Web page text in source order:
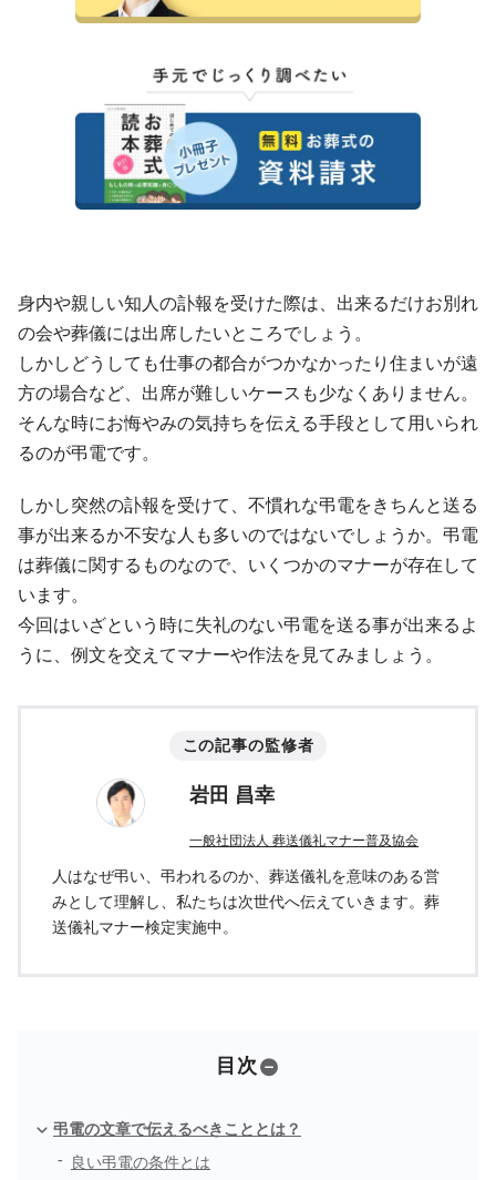
身内や親しい知人の訃報を受けた際は、出来るだけお別れ
の会や葬儀には出席したいところでしょう。
しかしどうしても仕事の都合がつかなかったり住まいが遠
方の場合など、出席が難しいケースも少なくありません。
そんな時にお悔やみの気持ちを伝える手段として用いられ
るのが弔電です。
しかし突然の訃報を受けて、不慣れな弔電をきちんと送る
事が出来るか不安な人も多いのではないでしょうか。弔電
は葬儀に関するものなので、いくつかのマナーが存在して
います。
今回はいざという時に失礼のない弔電を送る事が出来るよ
うに、例文を交えてマナーや作法を見てみましょう。
この記事の監修者
岩田 昌幸
一般社団法人 葬送儀礼マナー普及協会
人はなぜ弔い、弔われるのか、葬送儀礼を意味のある営
みとして理解し、私たちは次世代へ伝えていきます。葬
送儀礼マナー検定実施中。
目次
弔電の文章で伝えるべきこととは？
良い弔電の条件とは